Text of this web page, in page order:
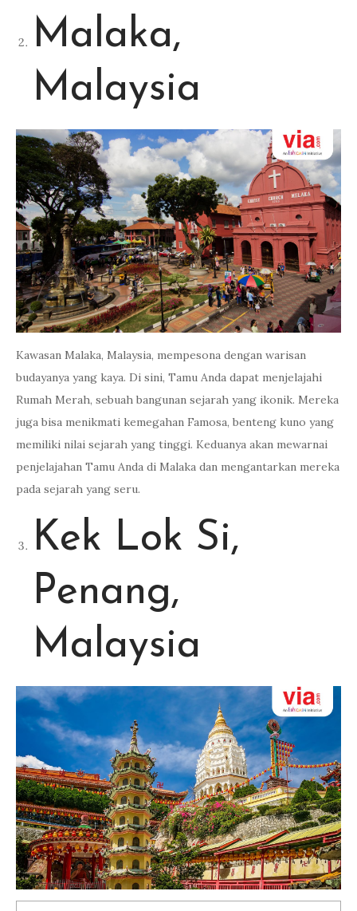
Malaka,
Malaysia
Kawasan Malaka, Malaysia, mempesona dengan warisan
budayanya yang kaya. Di sini, Tamu Anda dapat menjelajahi
Rumah Merah, sebuah bangunan sejarah yang ikonik. Mereka
juga bisa menikmati kemegahan Famosa, benteng kuno yang
memiliki nilai sejarah yang tinggi. Keduanya akan mewarnai
penjelajahan Tamu Anda di Malaka dan mengantarkan mereka
pada sejarah yang seru.
Kek Lok Si,
Penang,
Malaysia